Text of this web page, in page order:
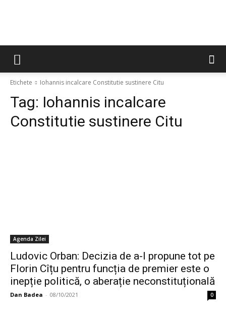
Etichete Iohannis incalcare Constitutie sustinere Citu
Tag: Iohannis incalcare
Constitutie sustinere Citu
Agenda Zilei
Ludovic Orban: Decizia de a-l propune tot pe
Florin Cîțu pentru funcția de premier este o
inepție politică, o aberație neconstituțională
Dan Badea - 08/10/2021 0